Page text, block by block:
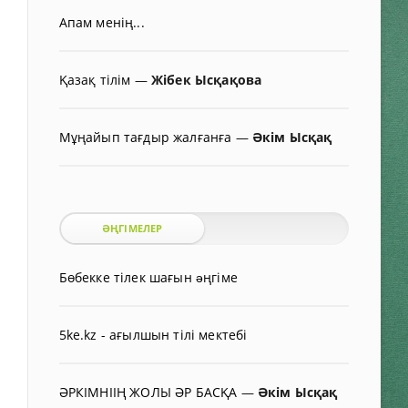
Апам менің...
Қазақ тілім — Жібек Ысқақова
Мұңайып тағдыр жалғанға — Әкім Ысқақ
ӘҢГІМЕЛЕР
Бөбекке тілек шағын əңгіме
5ke.kz - ағылшын тілі мектебі
ӘРКІМНІІҢ ЖОЛЫ ӘР БАСҚА — Әкім Ысқақ